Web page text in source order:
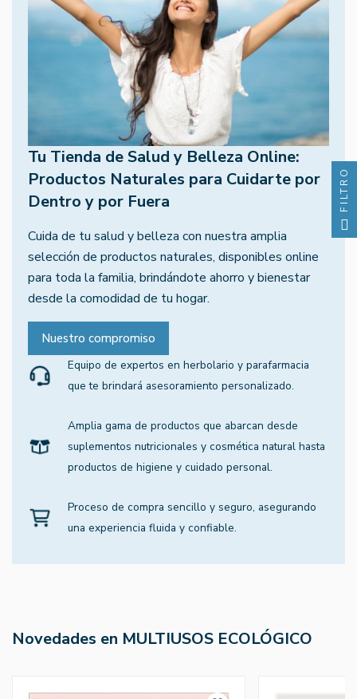
Tu Tienda de Salud y Belleza Online:
Productos Naturales para Cuidarte por
Dentro y por Fuera
Cuida de tu salud y belleza con nuestra amplia
selección de productos naturales, disponibles online
para toda la familia, brindándote ahorro y bienestar
desde la comodidad de tu hogar.
Nuestro compromiso
Equipo de expertos en herbolario y parafarmacia
que te brindará asesoramiento personalizado.
Amplia gama de productos que abarcan desde
suplementos nutricionales y cosmética natural hasta
productos de higiene y cuidado personal.
Proceso de compra sencillo y seguro, asegurando
una experiencia fluida y confiable.
Novedades en MULTIUSOS ECOLÓGICO
FILTRO